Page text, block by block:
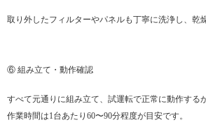
取り外したフィルターやパネルも丁寧に洗浄し、乾
⑥ 組み立て・動作確認
すべて元通りに組み立て、試運転で正常に動作する
作業時間は1台あたり60〜90分程度が目安です。